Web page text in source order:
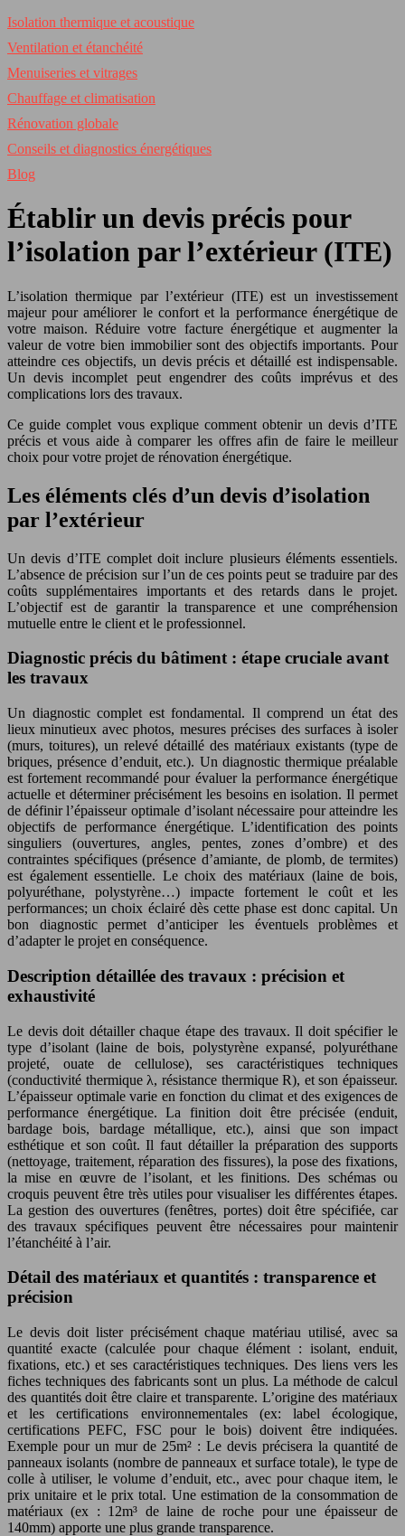
Isolation thermique et acoustique
Ventilation et étanchéité
Menuiseries et vitrages
Chauffage et climatisation
Rénovation globale
Conseils et diagnostics énergétiques
Blog
Établir un devis précis pour
l’isolation par l’extérieur (ITE)
L’isolation thermique par l’extérieur (ITE) est un investissement
majeur pour améliorer le confort et la performance énergétique de
votre maison. Réduire votre facture énergétique et augmenter la
valeur de votre bien immobilier sont des objectifs importants. Pour
atteindre ces objectifs, un devis précis et détaillé est indispensable.
Un devis incomplet peut engendrer des coûts imprévus et des
complications lors des travaux.
Ce guide complet vous explique comment obtenir un devis d’ITE
précis et vous aide à comparer les offres afin de faire le meilleur
choix pour votre projet de rénovation énergétique.
Les éléments clés d’un devis d’isolation
par l’extérieur
Un devis d’ITE complet doit inclure plusieurs éléments essentiels.
L’absence de précision sur l’un de ces points peut se traduire par des
coûts supplémentaires importants et des retards dans le projet.
L’objectif est de garantir la transparence et une compréhension
mutuelle entre le client et le professionnel.
Diagnostic précis du bâtiment : étape cruciale avant
les travaux
Un diagnostic complet est fondamental. Il comprend un état des
lieux minutieux avec photos, mesures précises des surfaces à isoler
(murs, toitures), un relevé détaillé des matériaux existants (type de
briques, présence d’enduit, etc.). Un diagnostic thermique préalable
est fortement recommandé pour évaluer la performance énergétique
actuelle et déterminer précisément les besoins en isolation. Il permet
de définir l’épaisseur optimale d’isolant nécessaire pour atteindre les
objectifs de performance énergétique. L’identification des points
singuliers (ouvertures, angles, pentes, zones d’ombre) et des
contraintes spécifiques (présence d’amiante, de plomb, de termites)
est également essentielle. Le choix des matériaux (laine de bois,
polyuréthane, polystyrène…) impacte fortement le coût et les
performances; un choix éclairé dès cette phase est donc capital. Un
bon diagnostic permet d’anticiper les éventuels problèmes et
d’adapter le projet en conséquence.
Description détaillée des travaux : précision et
exhaustivité
Le devis doit détailler chaque étape des travaux. Il doit spécifier le
type d’isolant (laine de bois, polystyrène expansé, polyuréthane
projeté, ouate de cellulose), ses caractéristiques techniques
(conductivité thermique λ, résistance thermique R), et son épaisseur.
L’épaisseur optimale varie en fonction du climat et des exigences de
performance énergétique. La finition doit être précisée (enduit,
bardage bois, bardage métallique, etc.), ainsi que son impact
esthétique et son coût. Il faut détailler la préparation des supports
(nettoyage, traitement, réparation des fissures), la pose des fixations,
la mise en œuvre de l’isolant, et les finitions. Des schémas ou
croquis peuvent être très utiles pour visualiser les différentes étapes.
La gestion des ouvertures (fenêtres, portes) doit être spécifiée, car
des travaux spécifiques peuvent être nécessaires pour maintenir
l’étanchéité à l’air.
Détail des matériaux et quantités : transparence et
précision
Le devis doit lister précisément chaque matériau utilisé, avec sa
quantité exacte (calculée pour chaque élément : isolant, enduit,
fixations, etc.) et ses caractéristiques techniques. Des liens vers les
fiches techniques des fabricants sont un plus. La méthode de calcul
des quantités doit être claire et transparente. L’origine des matériaux
et les certifications environnementales (ex: label écologique,
certifications PEFC, FSC pour le bois) doivent être indiquées.
Exemple pour un mur de 25m² : Le devis précisera la quantité de
panneaux isolants (nombre de panneaux et surface totale), le type de
colle à utiliser, le volume d’enduit, etc., avec pour chaque item, le
prix unitaire et le prix total. Une estimation de la consommation de
matériaux (ex : 12m³ de laine de roche pour une épaisseur de
140mm) apporte une plus grande transparence.